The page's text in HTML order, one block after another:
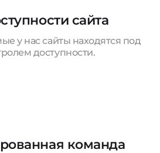
сайта
у нас сайты находятся под
доступности.
команда